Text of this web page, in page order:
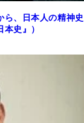
ら、日本人の精神史
史』）